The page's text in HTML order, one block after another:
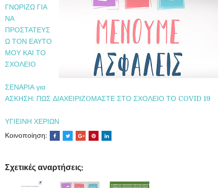
ΓΝΩΡΙΖΩ ΓΙΑ
ΝΑ
ΠΡΟΣΤΑΤΕΥΣ
Ω ΤΟΝ ΕΑΥΤΟ
ΜΟΥ ΚΑΙ ΤΟ
ΣΧΟΛΕΙΟ
ΣΕΝΑΡΙΑ για
ΑΣΚΗΣΗ: ΠΩΣ ΔΙΑΧΕΙΡΙΖOΜΑΣΤΕ ΣΤΟ ΣΧΟΛΕΙΟ ΤΟ COVID 19
ΥΓΙΕΙΝΗ ΧΕΡΙΩΝ
Κοινοποίηση:
Σχετικές αναρτήσεις: